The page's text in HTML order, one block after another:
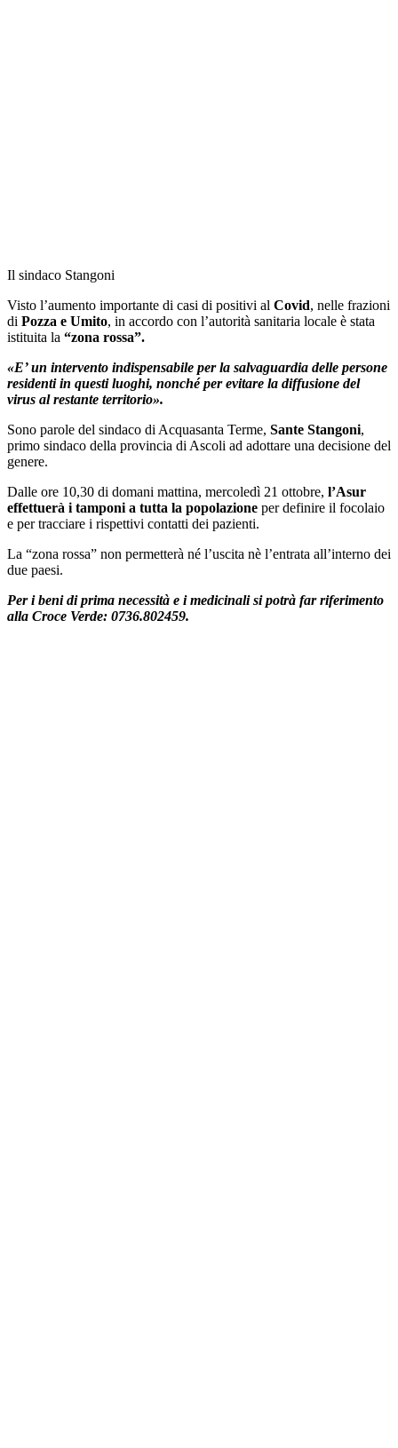
Il sindaco Stangoni
Visto l’aumento importante di casi di positivi al Covid, nelle frazioni
di Pozza e Umito, in accordo con l’autorità sanitaria locale è stata
istituita la “zona rossa”.
«E’ un intervento indispensabile per la salvaguardia delle persone
residenti in questi luoghi, nonché per evitare la diffusione del
virus al restante territorio».
Sono parole del sindaco di Acquasanta Terme, Sante Stangoni,
primo sindaco della provincia di Ascoli ad adottare una decisione del
genere.
Dalle ore 10,30 di domani mattina, mercoledì 21 ottobre, l’Asur
effettuerà i tamponi a tutta la popolazione per definire il focolaio
e per tracciare i rispettivi contatti dei pazienti.
La “zona rossa” non permetterà né l’uscita nè l’entrata all’interno dei
due paesi.
Per i beni di prima necessità e i medicinali si potrà far riferimento
alla Croce Verde: 0736.802459.